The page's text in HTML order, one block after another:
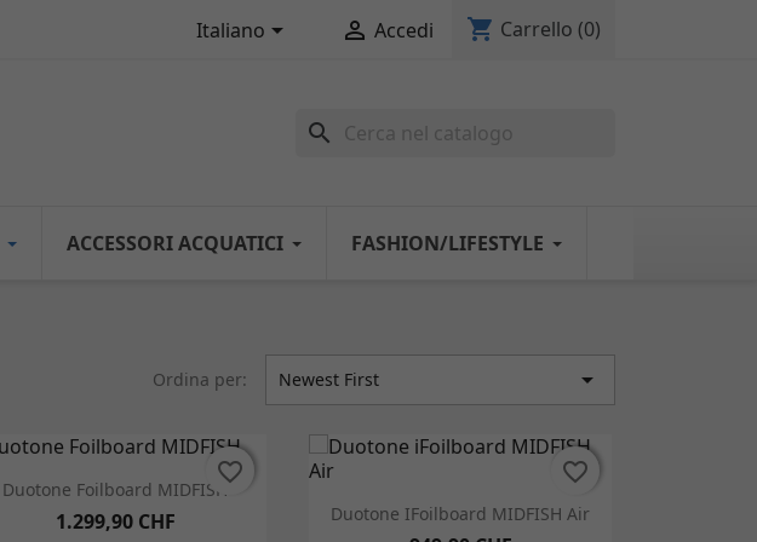
Italiano  Accedi shopping_cart Carrello (0)
search
ACCESSORI ACQUATICI FASHION/LIFESTYLE
Ordina per: Newest First 
Anteprima
Duotone Foilboard MIDFISH
1.299,90 CHF
favorite_border
favorite_border
Anteprima
Duotone IFoilboard MIDFISH Air
favorite_border
favorite_border